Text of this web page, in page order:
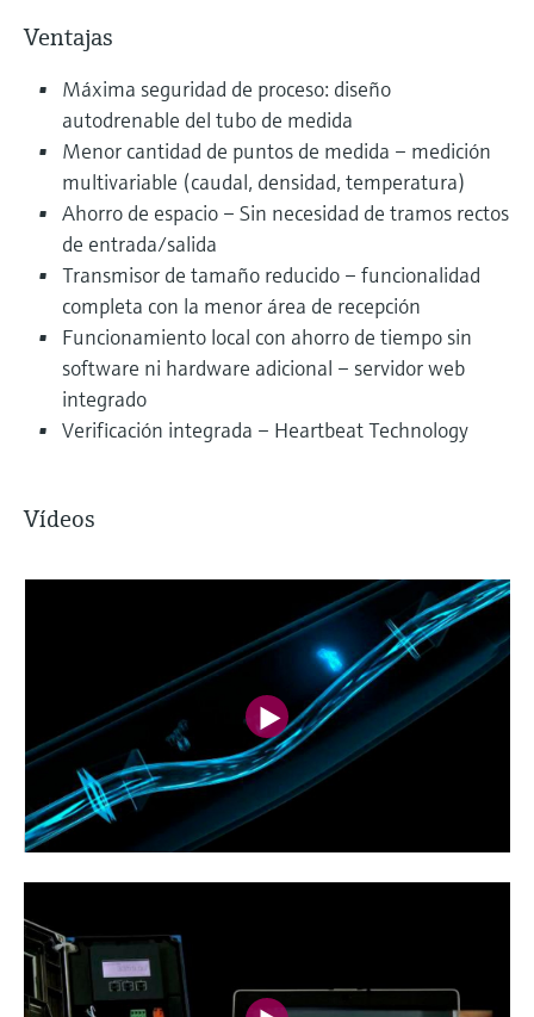
Ventajas
Máxima seguridad de proceso: diseño
autodrenable del tubo de medida
Menor cantidad de puntos de medida – medición
multivariable (caudal, densidad, temperatura)
Ahorro de espacio – Sin necesidad de tramos rectos
de entrada/salida
Transmisor de tamaño reducido – funcionalidad
completa con la menor área de recepción
Funcionamiento local con ahorro de tiempo sin
software ni hardware adicional – servidor web
integrado
Verificación integrada – Heartbeat Technology
Vídeos